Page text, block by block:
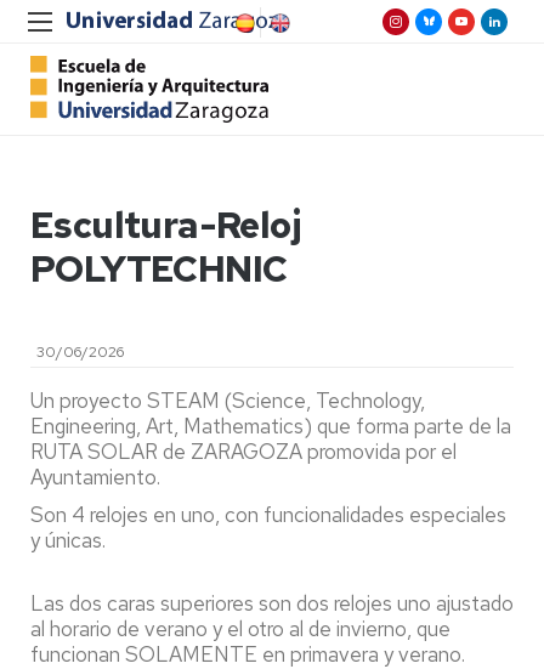
Escultura-Reloj
POLYTECHNIC
30/06/2026
Un proyecto STEAM (Science, Technology,
Engineering, Art, Mathematics) que forma parte de la
RUTA SOLAR de ZARAGOZA promovida por el
Ayuntamiento.
Son 4 relojes en uno, con funcionalidades especiales
y únicas.
Las dos caras superiores son dos relojes uno ajustado
al horario de verano y el otro al de invierno, que
funcionan SOLAMENTE en primavera y verano.